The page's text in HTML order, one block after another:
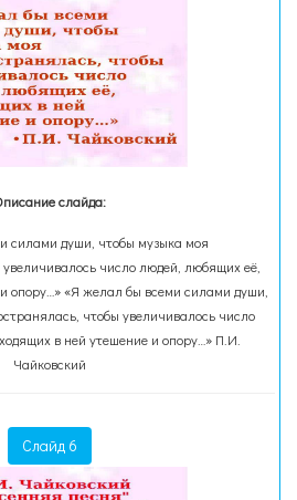
слайда:
силами души, чтобы музыка моя
число людей, любящих её,
опору…» «Я желал бы всеми силами души,
чтобы увеличивалось число
в ней утешение и опору…» П.И.
Чайковский
Слайд 6